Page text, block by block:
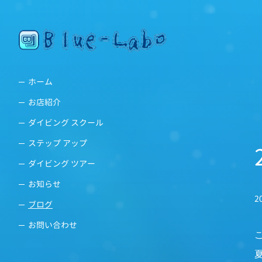
ホーム
お店紹介
ダイビング スクール
ステップ アップ
ダイビング ツアー
お知らせ
ブログ
お問い合わせ